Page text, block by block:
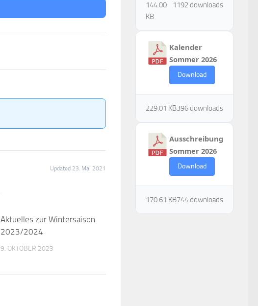
Updated 23. Mai 2021
Aktuelles zur Wintersaison
2023/2024
9. OKTOBER 2023
1192 downloads
144.00
KB
Kalender
Sommer 2026
Download
396 downloads
229.01 KB
Ausschreibung
Sommer 2026
Download
744 downloads
170.61 KB